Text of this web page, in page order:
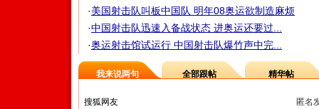
·美国射击队叫板中国队 明年08奥运欲制造麻烦
·中国射击队迅速入备战状态 进奥运还要过...
·奥运射击馆试运行 中国射击队爆竹声中完...
我来说两句 全部跟帖 精华帖
匿名